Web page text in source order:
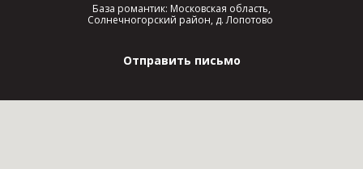
База романтик: Московская область,
Солнечногорский район, д. Лопотово
Отправить письмо